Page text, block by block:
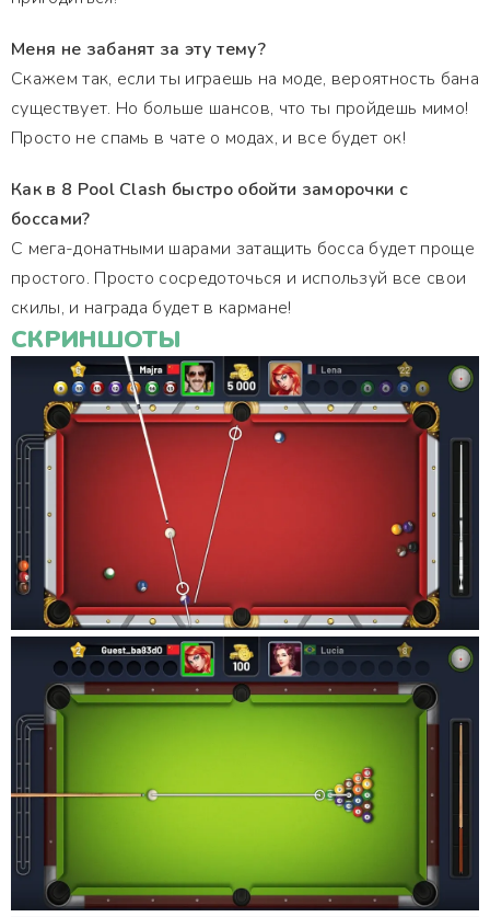
Меня не забанят за эту тему?
Скажем так, если ты играешь на моде, вероятность бана
существует. Но больше шансов, что ты пройдешь мимо!
Просто не спамь в чате о модах, и все будет ок!
Как в 8 Pool Clash быстро обойти заморочки с
боссами?
С мега-донатными шарами затащить босса будет проще
простого. Просто сосредоточься и используй все свои
скилы, и награда будет в кармане!
СКРИНШОТЫ